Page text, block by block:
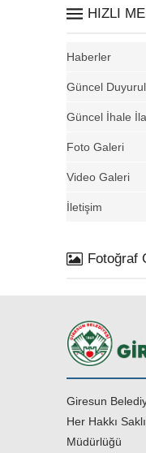
HIZLI
Haberler
Güncel
Güncel İhale
Foto Galeri
Video Galeri
İletişim
Fotoğraf
Giresun
Her Hakkı
Müdürlüğü